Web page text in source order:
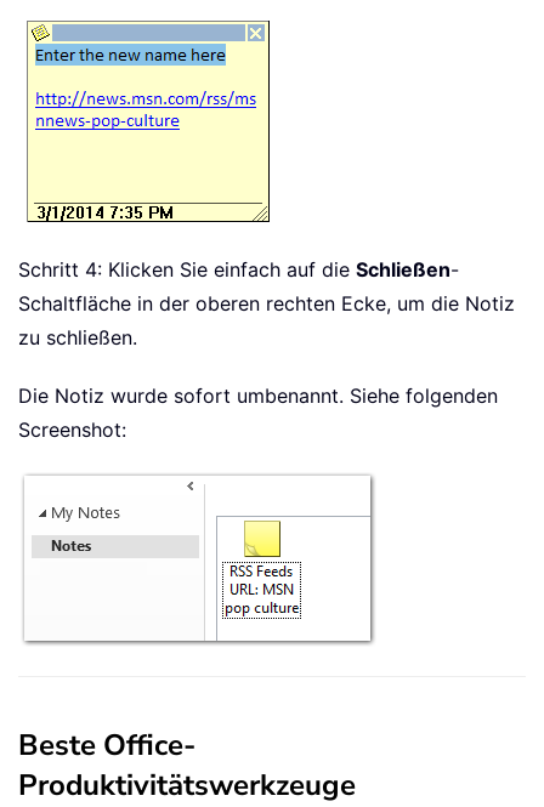
Schritt 4: Klicken Sie einfach auf die Schließen-
Schaltfläche in der oberen rechten Ecke, um die Notiz
zu schließen.
Die Notiz wurde sofort umbenannt. Siehe folgenden
Screenshot:
Beste Office-
Produktivitätswerkzeuge